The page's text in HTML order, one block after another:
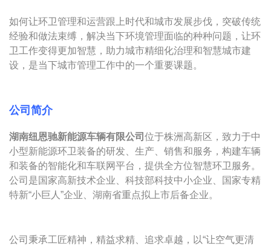
如何让环卫管理和运营跟上时代和城市发展步伐，突破传统
经验和做法束缚，解决当下环境管理面临的种种问题，让环
卫工作变得更加智慧，助力城市精细化治理和智慧城市建
设，是当下城市管理工作中的一个重要课题。
公司简介
湖南纽恩驰新能源车辆有限公司 位于株洲高新区，致力于中
小型新能源环卫装备的研发、生产、销售和服务，构建车辆
和装备的智能化和车联网平台，提供全方位智慧环卫服务。
公司是国家高新技术企业、科技部科技中小企业、国家专精
特新“小巨人”企业、湖南省重点拟上市后备企业。
公司秉承工匠精神，精益求精、追求卓越，以“让空气更清